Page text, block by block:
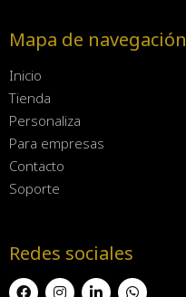
Mapa de navegación
Inicio
Tienda
Personaliza
Para empresas
Contacto
Soporte
Redes sociales